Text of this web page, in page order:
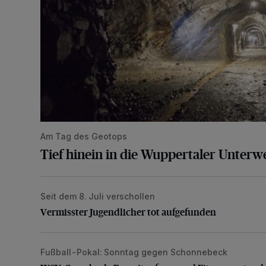
Am Tag des Geotops
Tief hinein in die Wuppertaler
Vermisster Jugendlicher tot aufgefunden
Seit dem 8. Juli verschollen
Vermisster Jugendlicher tot aufgefunden
WSV: Comeback, Favoritenfrage und
Fußball-Pokal: Sonntag gegen Schonnebeck